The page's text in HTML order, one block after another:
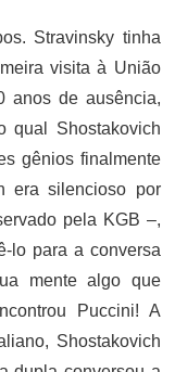
Stravinsky tinha
visita à União
anos de ausência,
qual Shostakovich
gênios finalmente
era silencioso por
pela KGB –,
lo para a conversa
mente algo que
Puccini! A
Shostakovich